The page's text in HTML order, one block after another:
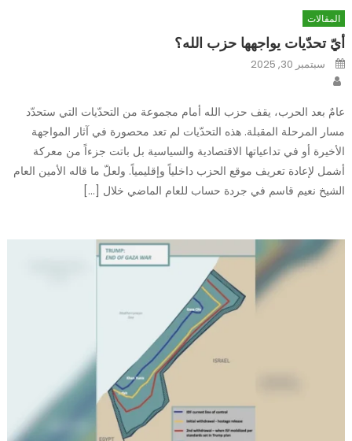
المقالات
أيّ تحدّيات يواجهها حزب الله؟
Posted
onسبتمبر 30, 2025
عامٌ بعد الحرب، يقف حزب الله أمام مجموعة من التحدّيات التي ستحدّد
مسار المرحلة المقبلة. هذه التحدّيات لم تعد محصورة في آثار المواجهة
الأخيرة أو في تداعياتها الاقتصادية والسياسية بل باتت جزءاً من معركة
أشمل لإعادة تعريف موقع الحزب داخلياً وإقليمياً. ولعلّ ما قاله الأمين العام
الشيخ نعيم قاسم في جردة حساب للعام الماضي خلال […]